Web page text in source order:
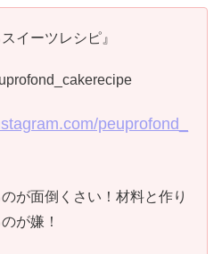
とがある...
イーツレシピ』
peuprofond_
が面倒くさい！材料と作り
が嫌！